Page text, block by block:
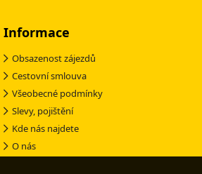
Informace
Obsazenost zájezdů
Cestovní smlouva
Všeobecné podmínky
Slevy, pojištění
Kde nás najdete
O nás